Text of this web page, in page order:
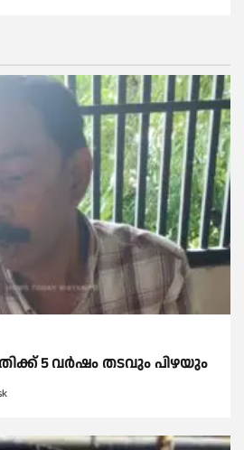
5 വർഷം തടവും പിഴയും